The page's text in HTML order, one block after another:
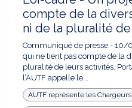
compte de la
ni de la pluralité
Communiqué de presse -
qui ne tient pas compte de la
pluralité de leurs activités.
l’AUTF appelle le...
AUTF représente les Chargeurs